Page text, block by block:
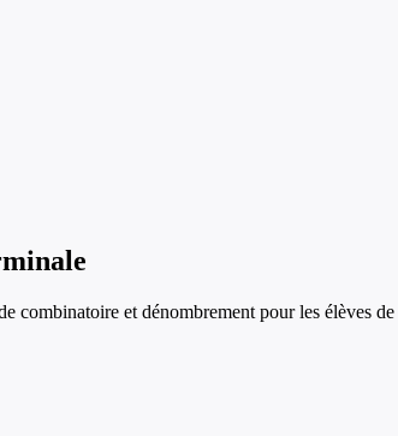
combinatoire et dénombrement pour les élèves de